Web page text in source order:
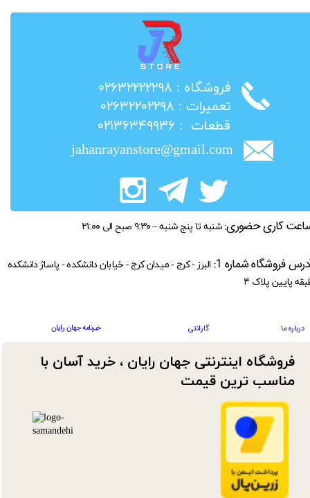
​فروشگاه : ۰۲۶۳۲۲۲۲۲۹۸
​تعمیرات : ۰۲۶۳۲۲۰۲۲۹۸
​قطعات : ۰۲۱۳۶۳۴۹۹۳۶
jahanrayanstore@gmail.com
فروشگاه اینترنتی جهان رایان ، خرید آسان با
مناسب ترین قیمت​​​​​​​
کاری حضوری: شنبه تا پنج شنبه – ۹:۳۰ صبح الی ۲۱:۰۰
درباره ما گارانتی خبرنامه جهان رایان
فروشگاه شماره 1:
البرز - کرج - میدان کرج - خیابان دانشکده - پاساژ دانشکده
پایین پلاک ۴